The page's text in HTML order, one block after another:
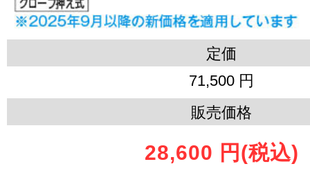
定価
71,500 円
販売価格
28,600 円 (税込)